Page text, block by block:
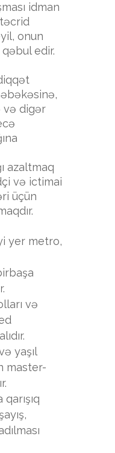
idman
onun
edir.
və digər
azaltmaq
və ictimai
üçün
yer metro,
və
yaşıl
master-